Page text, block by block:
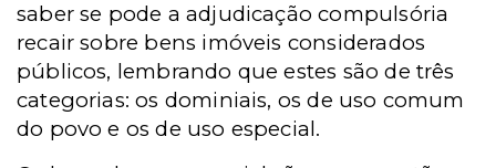
saber se pode a adjudicação compulsória
recair sobre bens imóveis considerados
públicos, lembrando que estes são de três
categorias: os dominiais, os de uso comum
do povo e os de uso especial.